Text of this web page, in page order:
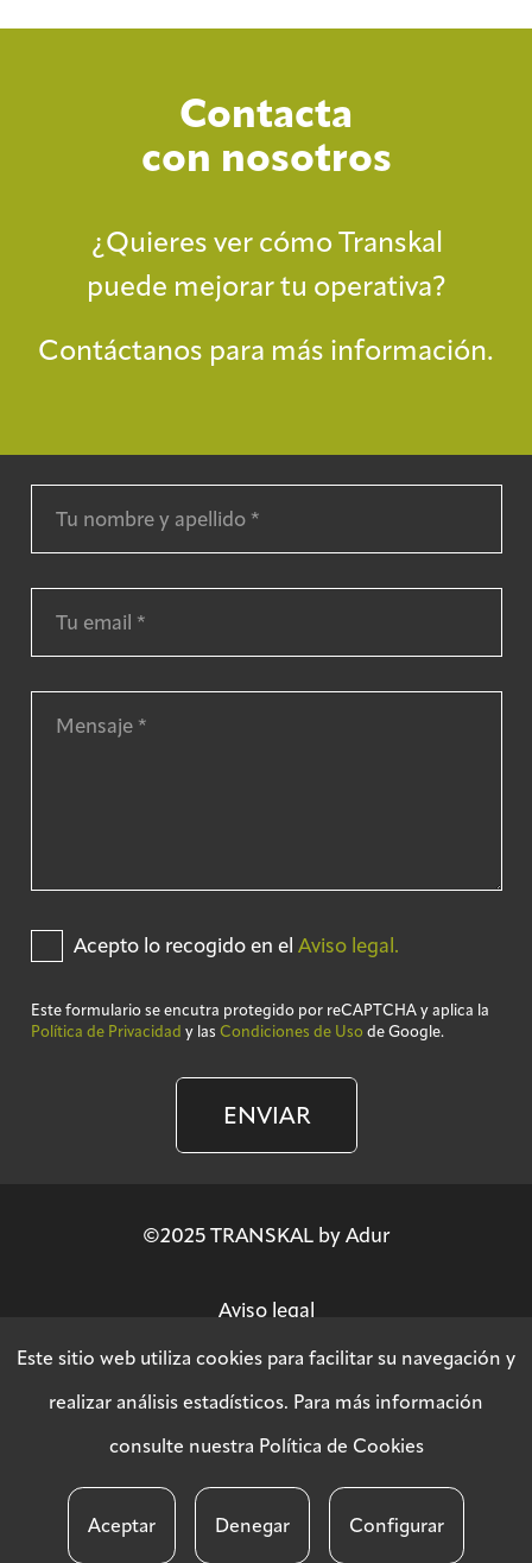
Contacta
con nosotros
¿Quieres ver cómo Transkal
puede mejorar tu operativa?
Contáctanos para más información.
Acepto lo recogido en el Aviso legal.
Este formulario se encutra protegido por reCAPTCHA y aplica la
Política de Privacidad y las Condiciones de Uso de Google.
ENVIAR
©2025 TRANSKAL by Adur
Aviso legal
Política SGSI
Política de cookies
Este sitio web utiliza cookies para facilitar su navegación y
realizar análisis estadísticos. Para más información
consulte nuestra Política de Cookies
Aceptar Denegar Configurar